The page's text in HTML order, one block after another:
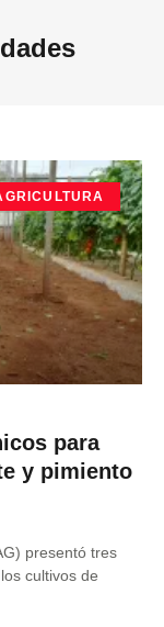
para
y pimiento
presentó tres
cultivos de